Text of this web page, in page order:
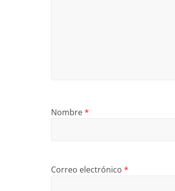
Nombre*
Correo electrónico *